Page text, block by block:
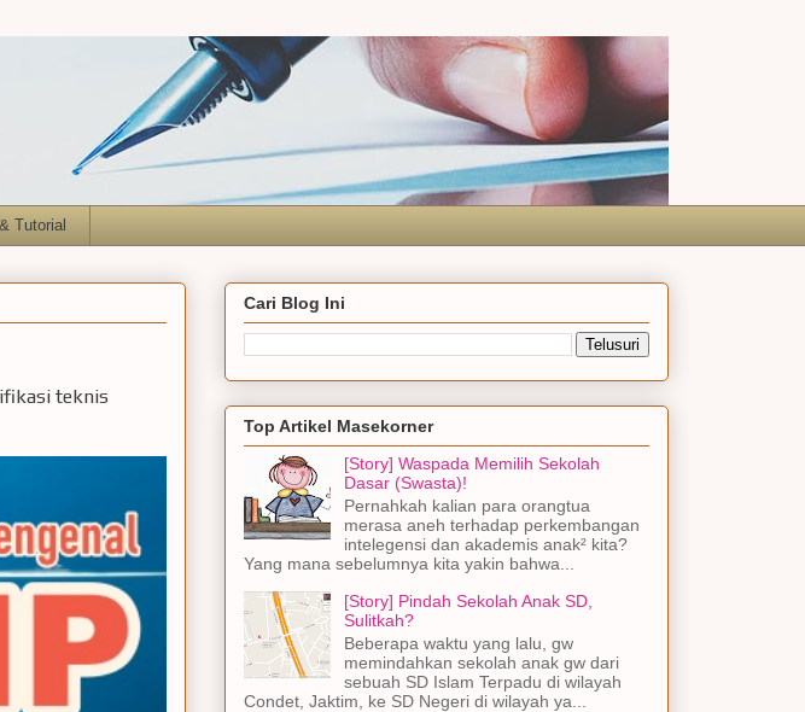
Tutorial
teknis
Cari Blog Ini
Top Artikel Masekorner
[Story] Waspada Memilih Sekolah
Dasar (Swasta)!
Pernahkah kalian para orangtua
merasa aneh terhadap perkembangan
intelegensi dan akademis anak² kita?
Yang mana sebelumnya kita yakin bahwa...
[Story] Pindah Sekolah Anak SD,
Sulitkah?
Beberapa waktu yang lalu, gw
memindahkan sekolah anak gw dari
sebuah SD Islam Terpadu di wilayah
Condet, Jaktim, ke SD Negeri di wilayah ya...